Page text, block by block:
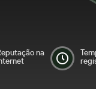
na